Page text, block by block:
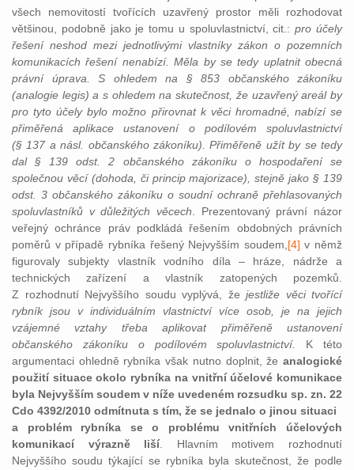
všech nemovitostí tvořících uzavřený prostor měli rozhodovat
většinou, podobně jako je tomu u spoluvlastnictví, cit.:pro účely
řešení neshod mezi jednotlivými vlastníky zákon o pozemních
komunikacích řešení nenabízí. Měla by se tedy uplatnit obecná
právní úprava. S ohledem na § 853 občanského zákoníku
(analogie legis) a s ohledem na skutečnost, že uzavřený areál by
pro tyto účely bylo možno přirovnat k věci hromadné, nabízí se
přiměřená aplikace ustanovení o podílovém spoluvlastnictví
(§ 137 a násl. občanského zákoníku). Přiměřeně užít by se tedy
dal § 139 odst. 2 občanského zákoníku o hospodaření se
společnou věcí (dohoda, či princip majorizace), stejně jako § 139
odst. 3 občanského zákoníku o soudní ochraně přehlasovaných
spoluvlastníků v důležitých věcech . Prezentovaný právní názor
veřejný ochránce práv podkládá řešením obdobných právních
poměrů v případě rybníka řešený Nejvyšším soudem, [4] v němž
figurovaly subjekty vlastník vodního díla – hráze, nádrže a
technických zařízení a vlastník zatopených pozemků.
Z rozhodnutí Nejvyššího soudu vyplývá, že jestliže věci tvořící
rybník jsou v individuálním vlastnictví více osob, je na jejich
vzájemné vztahy třeba aplikovat přiměřeně ustanovení
občanského zákoníku o podílovém spoluvlastnictví. K této
argumentaci ohledně rybníka však nutno doplnit, že analogické
použití situace okolo rybníka na vnitřní účelové komunikace
byla Nejvyšším soudem v níže uvedeném rozsudku sp. zn. 22
Cdo 4392/2010 odmítnuta s tím, že se jednalo o jinou situaci
a problém rybníka se o problému vnitřních účelových
komunikací výrazně liší . Hlavním motivem rozhodnutí
Nejvyššího soudu týkající se rybníka byla skutečnost, že podle